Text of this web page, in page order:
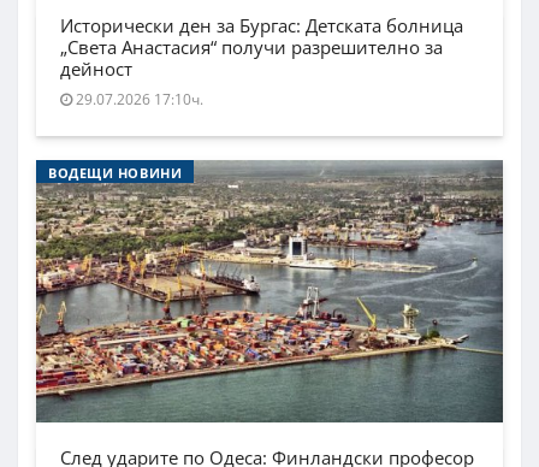
Исторически ден за Бургас: Детската болница
„Света Анастасия“ получи разрешително за
дейност
29.07.2026 17:10ч.
ВОДЕЩИ НОВИНИ
След ударите по Одеса: Финландски професор